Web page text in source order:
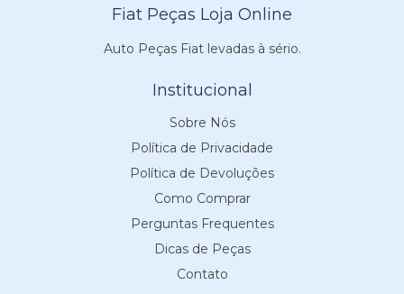
Fiat Peças Loja Online
Auto Peças Fiat levadas à sério.
Institucional
Sobre Nós
Política de Privacidade
Política de Devoluções
Como Comprar
Perguntas Frequentes
Dicas de Peças
Contato